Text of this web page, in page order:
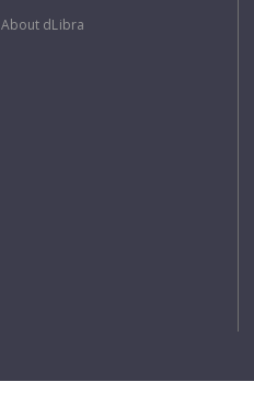
About dLibra